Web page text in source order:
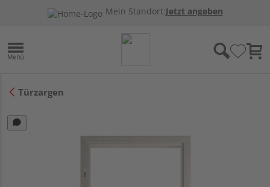
Mein Standort:Jetzt angeben
Türzargen